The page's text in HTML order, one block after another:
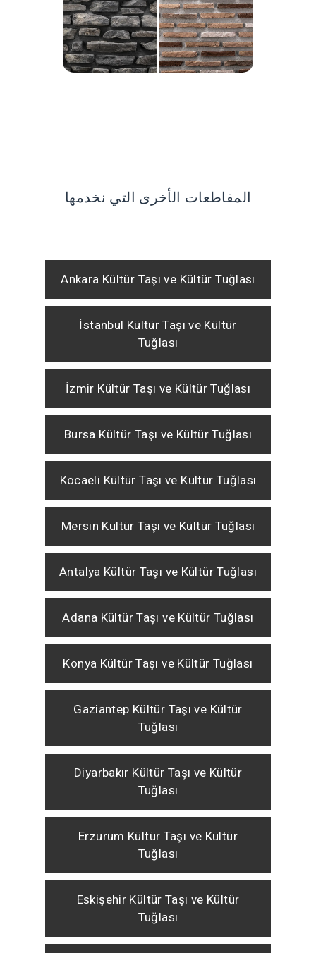
المقاطعات الأخرى التي نخدمها
Ankara Kültür Taşı ve Kültür Tuğlası
İstanbul Kültür Taşı ve Kültür
Tuğlası
İzmir Kültür Taşı ve Kültür Tuğlası
Bursa Kültür Taşı ve Kültür Tuğlası
Kocaeli Kültür Taşı ve Kültür Tuğlası
Mersin Kültür Taşı ve Kültür Tuğlası
Antalya Kültür Taşı ve Kültür Tuğlası
Adana Kültür Taşı ve Kültür Tuğlası
Konya Kültür Taşı ve Kültür Tuğlası
Gaziantep Kültür Taşı ve Kültür
Tuğlası
Diyarbakır Kültür Taşı ve Kültür
Tuğlası
Erzurum Kültür Taşı ve Kültür
Tuğlası
Eskişehir Kültür Taşı ve Kültür
Tuğlası